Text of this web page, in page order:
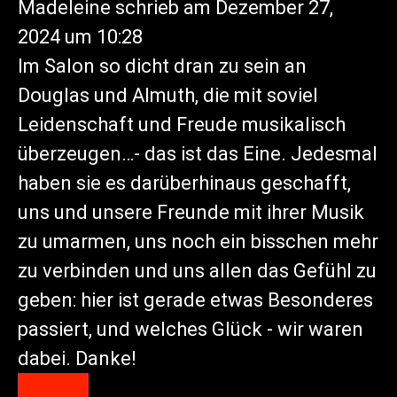
Madeleine schrieb am Dezember 27,
2024 um 10:28
Im Salon so dicht dran zu sein an
Douglas und Almuth, die mit soviel
Leidenschaft und Freude musikalisch
überzeugen…- das ist das Eine. Jedesmal
haben sie es darüberhinaus geschafft,
uns und unsere Freunde mit ihrer Musik
zu umarmen, uns noch ein bisschen mehr
zu verbinden und uns allen das Gefühl zu
geben: hier ist gerade etwas Besonderes
passiert, und welches Glück - wir waren
dabei. Danke!